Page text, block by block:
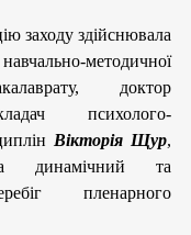
заходу здійснювала
методичної
доктор
психолого-
Вікторія Щур,
динамічний та
пленарного